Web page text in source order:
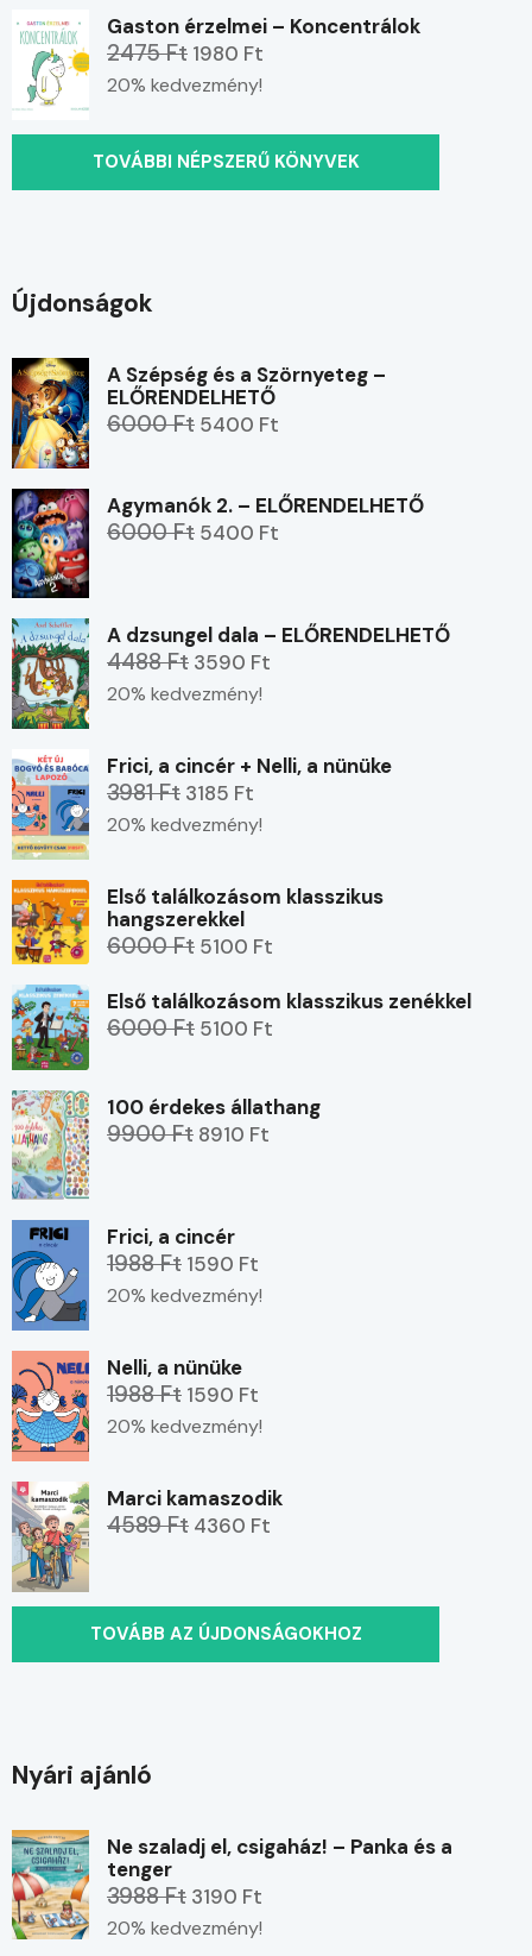
Gaston érzelmei – Koncentrálok
2475 Ft 1980 Ft
20% kedvezmény!
TOVÁBBI NÉPSZERŰ KÖNYVEK
Újdonságok
A Szépség és a Szörnyeteg –
ELŐRENDELHETŐ
6000 Ft 5400 Ft
Agymanók 2. – ELŐRENDELHETŐ
6000 Ft 5400 Ft
A dzsungel dala – ELŐRENDELHETŐ
4488 Ft 3590 Ft
20% kedvezmény!
Frici, a cincér + Nelli, a nünüke
3981 Ft 3185 Ft
20% kedvezmény!
Első találkozásom klasszikus
hangszerekkel
6000 Ft 5100 Ft
Első találkozásom klasszikus zenékkel
6000 Ft 5100 Ft
100 érdekes állathang
9900 Ft 8910 Ft
Frici, a cincér
1988 Ft 1590 Ft
20% kedvezmény!
Nelli, a nünüke
1988 Ft 1590 Ft
20% kedvezmény!
Marci kamaszodik
4589 Ft 4360 Ft
TOVÁBB AZ ÚJDONSÁGOKHOZ
Nyári ajánló
Ne szaladj el, csigaház! – Panka és a
tenger
3988 Ft 3190 Ft
20% kedvezmény!